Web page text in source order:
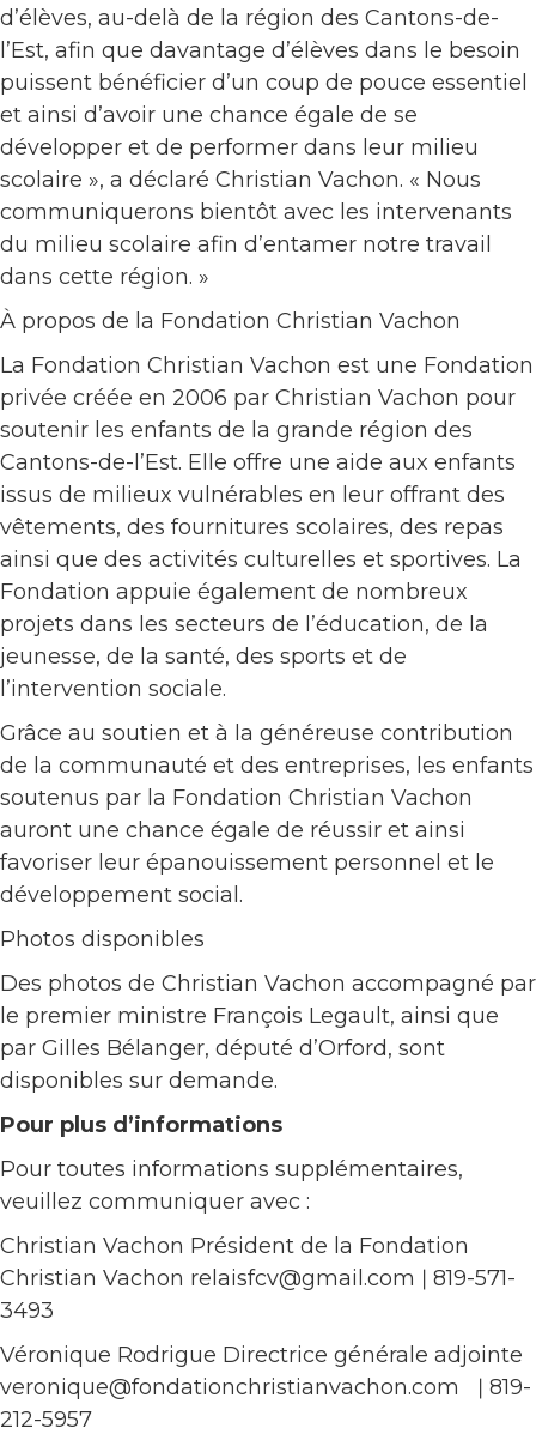
d’élèves, au-delà de la région des Cantons-de-
l’Est, afin que davantage d’élèves dans le besoin
puissent bénéficier d’un coup de pouce essentiel
et ainsi d’avoir une chance égale de se
développer et de performer dans leur milieu
scolaire », a déclaré Christian Vachon. « Nous
communiquerons bientôt avec les intervenants
du milieu scolaire afin d’entamer notre travail
dans cette région. »
À propos de la Fondation Christian Vachon
La Fondation Christian Vachon est une Fondation
privée créée en 2006 par Christian Vachon pour
soutenir les enfants de la grande région des
Cantons-de-l’Est. Elle offre une aide aux enfants
issus de milieux vulnérables en leur offrant des
vêtements, des fournitures scolaires, des repas
ainsi que des activités culturelles et sportives. La
Fondation appuie également de nombreux
projets dans les secteurs de l’éducation, de la
jeunesse, de la santé, des sports et de
l’intervention sociale.
Grâce au soutien et à la généreuse contribution
de la communauté et des entreprises, les enfants
soutenus par la Fondation Christian Vachon
auront une chance égale de réussir et ainsi
favoriser leur épanouissement personnel et le
développement social.
Photos disponibles
Des photos de Christian Vachon accompagné par
le premier ministre François Legault, ainsi que
par Gilles Bélanger, député d’Orford, sont
disponibles sur demande.
Pour plus d’informations
Pour toutes informations supplémentaires,
veuillez communiquer avec :
Christian Vachon Président de la Fondation
Christian Vachon relaisfcv@gmail.com ǀ 819-571-
3493
Véronique Rodrigue Directrice générale adjointe
veronique@fondationchristianvachon.com ǀ 819-
212-5957